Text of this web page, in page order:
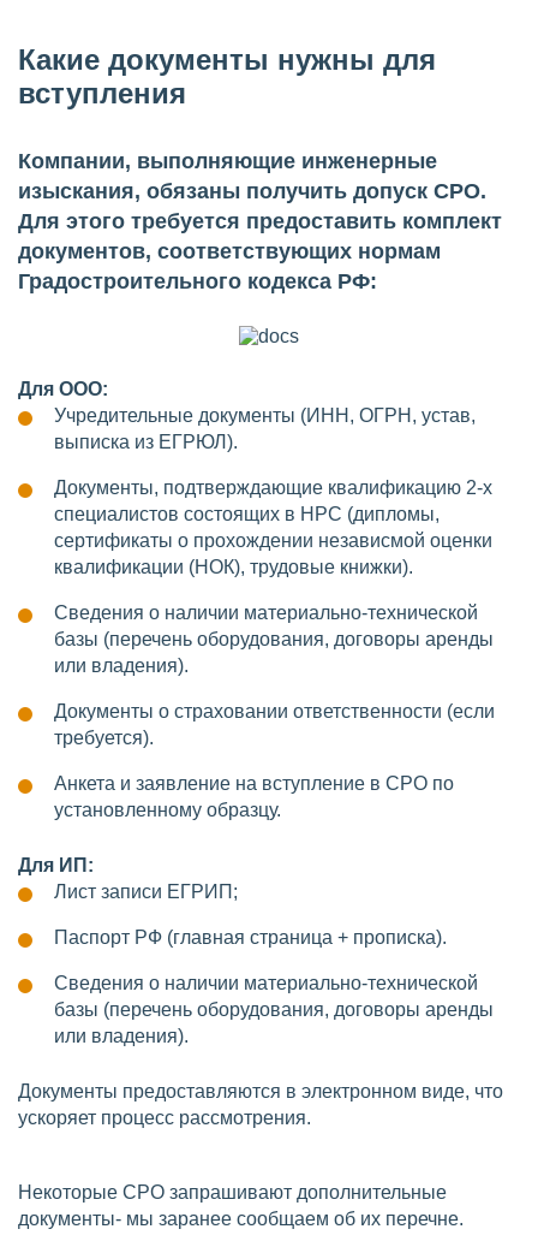
Какие документы нужны для
вступления
Компании, выполняющие инженерные
изыскания, обязаны получить допуск СРО.
Для этого требуется предоставить комплект
документов, соответствующих нормам
Градостроительного кодекса РФ:
Для ООО:
Учредительные документы (ИНН, ОГРН, устав,
выписка из ЕГРЮЛ).
Документы, подтверждающие квалификацию 2-х
специалистов состоящих в НРС (дипломы,
сертификаты о прохождении независмой оценки
квалификации (НОК), трудовые книжки).
Сведения о наличии материально-технической
базы (перечень оборудования, договоры аренды
или владения).
Документы о страховании ответственности (если
требуется).
Анкета и заявление на вступление в СРО по
установленному образцу.
Для ИП:
Лист записи ЕГРИП;
Паспорт РФ (главная страница + прописка).
Сведения о наличии материально-технической
базы (перечень оборудования, договоры аренды
или владения).
Документы предоставляются в электронном виде, что
ускоряет процесс рассмотрения.
Некоторые СРО запрашивают дополнительные
документы- мы заранее сообщаем об их перечне.